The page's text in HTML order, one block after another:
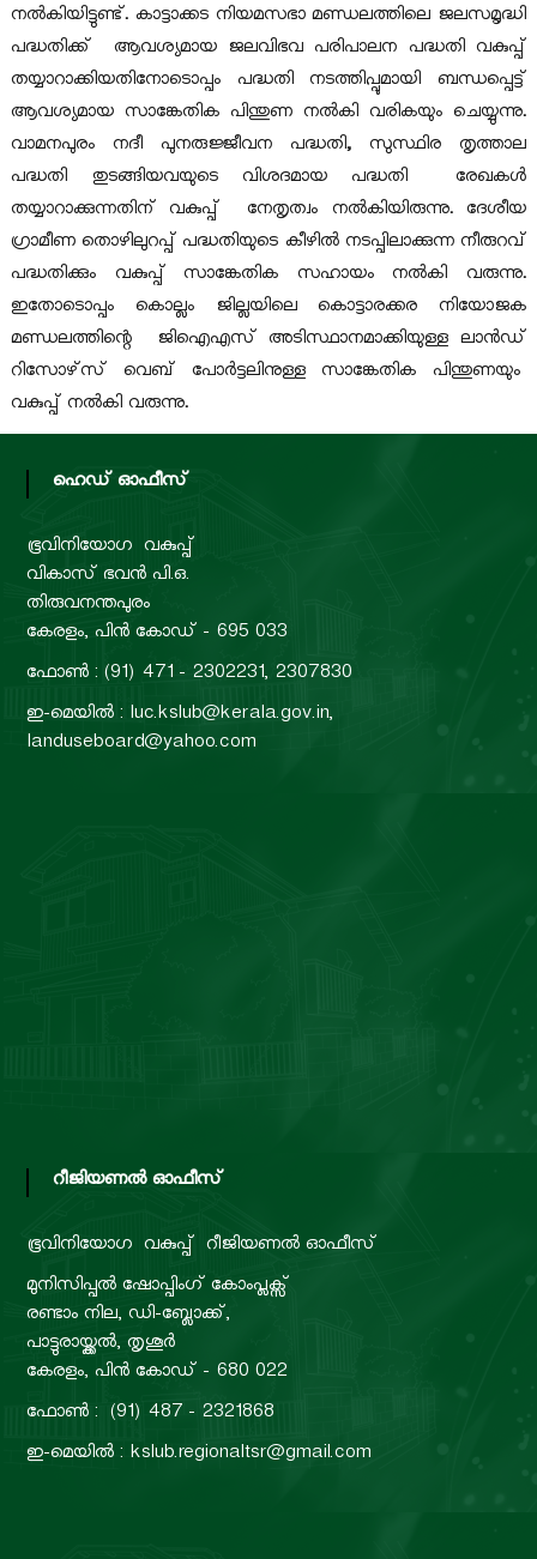
r
d
നൽകിയിട്ടുണ്ട്. കാട്ടാക്കട നിയമസഭാ മണ്ഡലത്തിലെ ജലസമൃദ്ധി
പദ്ധതിക്ക്
ആവശ്യമായ ജലവിഭവ പരിപാലന പദ്ധതി വകുപ്പ്
തയ്യാറാക്കിയതിനോടൊപ്പം പദ്ധതി നടത്തിപ്പുമായി ബന്ധപ്പെട്ട്
ആവശ്യമായ സാങ്കേതിക പിന്തുണ നൽകി വരികയും ചെയ്യുന്നു.
വാമനപുരം നദീ പുനരുജ്ജീവന പദ്ധതി, സുസ്ഥിര തൃത്താല
പദ്ധതി തുടങ്ങിയവയുടെ വിശദമായ പദ്ധതി
രേഖകൾ
തയ്യാറാക്കുന്നതിന് വകുപ്പ്
നേതൃത്വം നൽകിയിരുന്നു. ദേശീയ
ഗ്രാമീണ തൊഴിലുറപ്പ് പദ്ധതിയുടെ കീഴിൽ നടപ്പിലാക്കുന്ന നീരുറവ്
പദ്ധതിക്കും വകുപ്പ് സാങ്കേതിക സഹായം നൽകി വരുന്നു.
ഇതോടൊപ്പം കൊല്ലം ജില്ലയിലെ കൊട്ടാരക്കര നിയോജക
മണ്ഡലത്തിന്റെ
ജിഐഎസ് അടിസ്ഥാനമാക്കിയുള്ള ലാൻഡ്
റിസോഴ്സ് വെബ് പോർട്ടലിനുള്ള സാങ്കേതിക പിന്തുണയും
വകുപ്പ് നൽകി വരുന്നു.
ഹെഡ് ഓഫീസ്
ഭൂവിനിയോഗ വകുപ്പ്
വികാസ് ഭവൻ പി.ഒ.
തിരുവനന്തപുരം
കേരളം, പിൻ കോഡ് - 695 033
ഫോൺ : (91) 471 - 2302231, 2307830
ഇ-മെയിൽ : luc.kslub@kerala.gov.in,
landuseboard@yahoo.com
റീജിയണൽ ഓഫീസ്
ഭൂവിനിയോഗ വകുപ്പ് റീജിയണൽ ഓഫീസ്
മുനിസിപ്പൽ ഷോപ്പിംഗ് കോംപ്ലക്സ്
രണ്ടാം നില, ഡി-ബ്ലോക്ക്,
പാട്ടുരായ്ക്കൽ, തൃശൂർ
കേരളം, പിൻ കോഡ് - 680 022
ഫോൺ : (91) 487 - 2321868
ഇ-മെയിൽ : kslub.regionaltsr@gmail.com